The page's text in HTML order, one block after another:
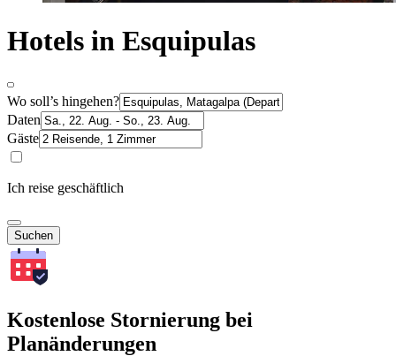
Hotels in Esquipulas
Wo soll’s hingehen?
Daten
Gäste
Ich reise geschäftlich
Suchen
Kostenlose Stornierung bei
Planänderungen